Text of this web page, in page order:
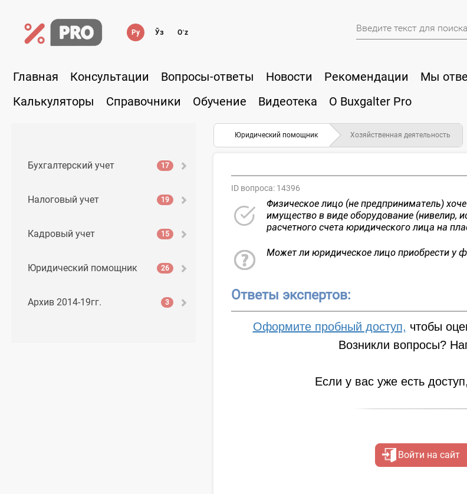
Ру Ўз Oʻz
Главная Консультации Вопросы-ответы Новости Рекомендации Мы
Калькуляторы
Справочники Обучение Видеотека О Buxgalter Pro
Бухгалтерский учет 17
Налоговый учет 19
Кадровый учет 15
Юридический помощник 26
Архив 2014-19гг. 3
Юридический помощник Хозяйственная деятельность
ID вопроса: 14396
Физическое лицо (не предприниматель)
имущество в виде оборудование (нивелир,
расчетного счета юридического лица на
Может ли юридическое лицо приобрести у
Ответы экспертов:
Оформите пробный доступ, чтобы
Возникли вопросы?
Если у вас уже есть
Войти на сайт